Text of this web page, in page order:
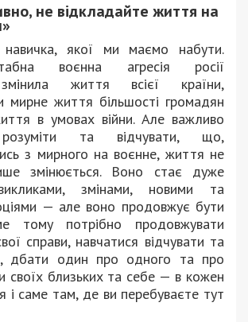
не відкладайте життя на
якої ми маємо набути.
воєнна агресія росії
життя всієї країни,
мирне життя більшості громадян
в умовах війни. Але важливо
розуміти та відчувати, що,
з мирного на воєнне, життя не
змінюється. Воно стає дуже
змінами, новими та
— але воно продовжує бути
тому потрібно продовжувати
справи, навчатися відчувати та
дбати один про одного та про
своїх близьких та себе — в кожен
і саме там, де ви перебуваєте тут